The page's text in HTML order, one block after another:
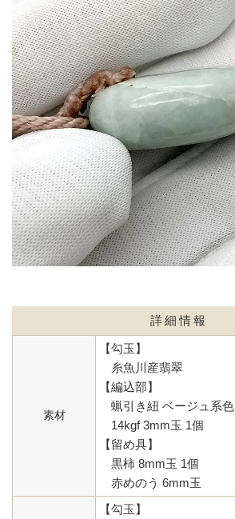
詳細情報
素材
【勾玉】
糸魚川産翡翠
【編込部】
蝋引き紐 ベージュ系色
14kgf 3mm玉 1個
【留め具】
黒柿 8mm玉 1個
赤めのう 6mm玉
【勾玉】